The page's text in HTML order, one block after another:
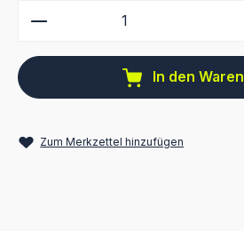
Produkt Anzahl: Gib den
In den
Zum Merkzettel hinzufügen